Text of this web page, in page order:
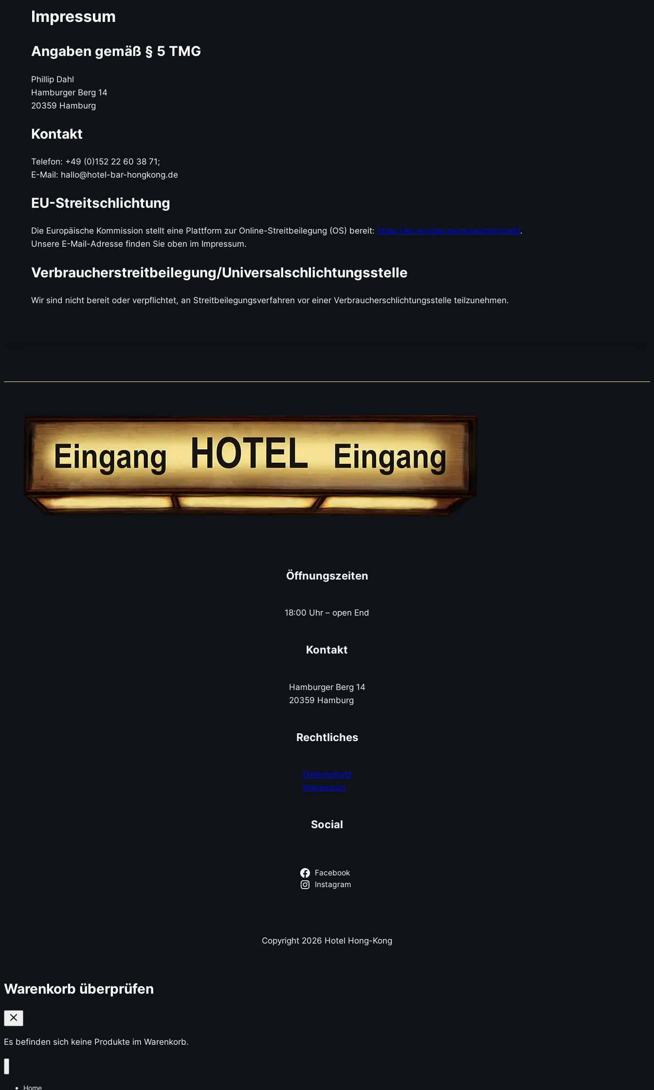
Impressum
Angaben gemäß § 5 TMG
Phillip Dahl
Hamburger Berg 14
20359 Hamburg
Kontakt
Telefon: +49 (0)152 22 60 38 71;
E-Mail: hallo@hotel-bar-hongkong.de
EU-Streitschlichtung
Die Europäische Kommission stellt eine Plattform zur Online-Streitbeilegung (OS) bereit: https://ec.europa.eu/consumers/odr/.
Unsere E-Mail-Adresse finden Sie oben im Impressum.
Verbraucher­streit­beilegung/Universal­schlichtungs­stelle
Wir sind nicht bereit oder verpflichtet, an Streitbeilegungsverfahren vor einer Verbraucherschlichtungsstelle teilzunehmen.
Öffnungszeiten
18:00 Uhr – open End
Kontakt
Hamburger Berg 14
20359 Hamburg
Rechtliches
Datenschutz
Impressum
Social
Facebook
Instagram
Copyright 2026 Hotel Hong-Kong
Warenkorb überprüfen
Es befinden sich keine Produkte im Warenkorb.
Home